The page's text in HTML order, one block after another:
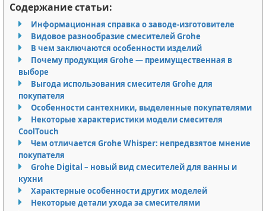
Интерьер и дизайн
Дизайн дачи
Дизайн квартиры
Кухня
Посуда
Ремонт
Ремонт дачи
Ремонт квартиры
Инструменты
Ванная
Домашний быт
Коммунальные услуги
Сантехника
Контакты
Сотрудничество
Размещение рекламы
Для правообладателей
Условия предоставления информации
Отказ от ответственности
Содержание статьи:
Информационная справка о заводе-изготовителе
Видовое разнообразие смесителей Grohe
В чем заключаются особенности изделий
Почему продукция Grohe — преимущественная в
выборе
Выгода использования смесителя Grohe для
покупателя
Особенности сантехники, выделенные покупателями
Некоторые характеристики модели смесителя
CoolTouch
Чем отличается Grohe Whisper: непредвзятое мнение
покупателя
Grohe Digital – новый вид смесителей для ванны и
кухни
Характерные особенности других моделей
Некоторые детали ухода за смесителями